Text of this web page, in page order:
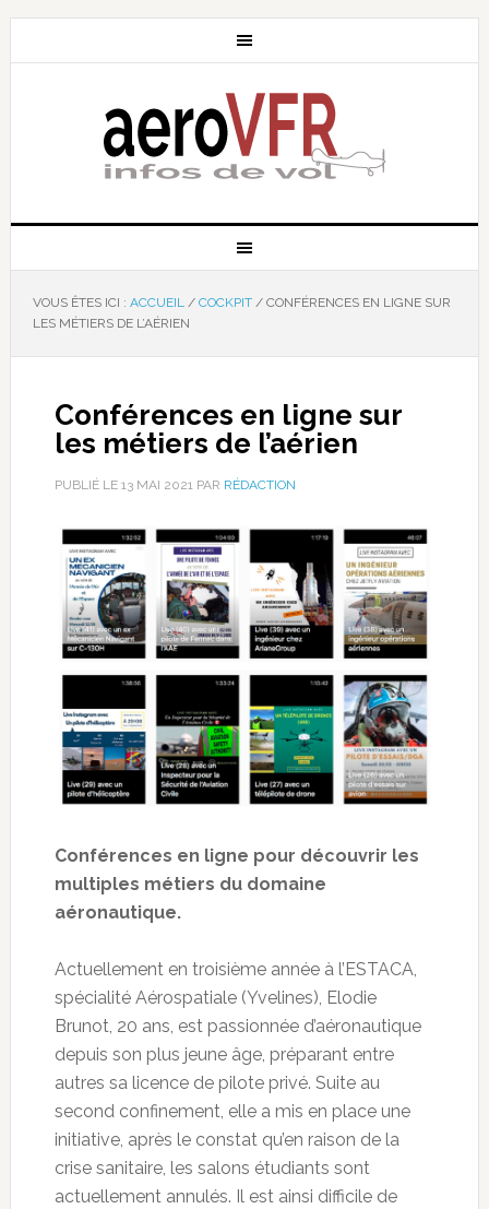
VOUS ÊTES ICI : ACCUEIL / COCKPIT /CONFÉRENCES EN LIGNE SUR
LES MÉTIERS DE L’AÉRIEN
Conférences en ligne sur
les métiers de l’aérien
PUBLIÉ LE 13 MAI 2021PAR RÉDACTION
Conférences en ligne pour découvrir les
multiples métiers du domaine
aéronautique.
Actuellement en troisième année à l’ESTACA,
spécialité Aérospatiale (Yvelines), Elodie
Brunot, 20 ans, est passionnée d’aéronautique
depuis son plus jeune âge, préparant entre
autres sa licence de pilote privé. Suite au
second confinement, elle a mis en place une
initiative, après le constat qu’en raison de la
crise sanitaire, les salons étudiants sont
actuellement annulés. Il est ainsi difficile de